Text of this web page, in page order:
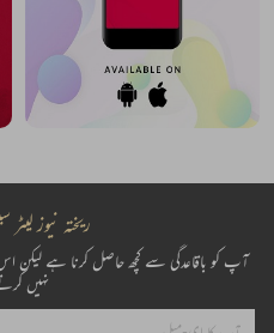
ریختہ نیوز لیٹر
آپ کو باقاعدگی سے کچھ حاصل کرنا ہے لیکن
نہیں